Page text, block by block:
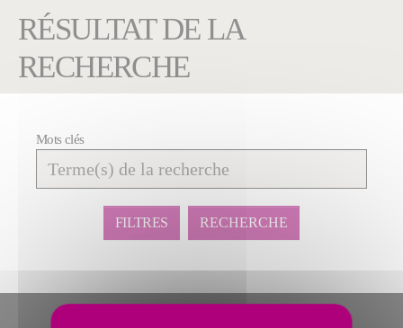
RÉSULTAT DE LA
RECHERCHE
Affiner
la
recherche
Mots clés
FILTRES RECHERCHE